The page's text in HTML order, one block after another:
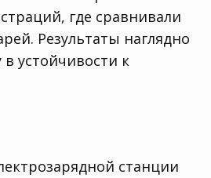
где сравнивали
Результаты наглядно
устойчивости к
станции